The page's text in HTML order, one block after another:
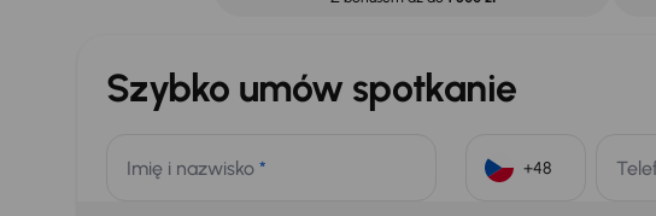
Szybko umów spotkanie
Imię i nazwisko *